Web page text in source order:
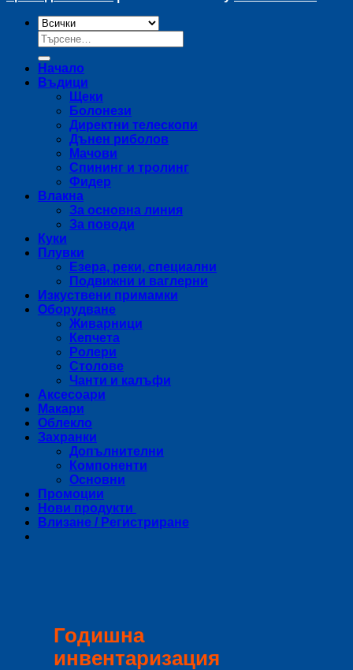
Търсене
за:
Начало
Въдици
Щеки
Болонези
Директни телескопи
Дънен риболов
Мачови
Спининг и тролинг
Фидер
Влакна
За основна линия
За поводи
Куки
Плувки
Езера, реки, специални
Подвижни и ваглерни
Изкуствени примамки
Оборудване
Живарници
Кепчета
Ролери
Столове
Чанти и калъфи
Аксесоари
Макари
Облекло
Захранки
Допълнителни
Компоненти
Основни
Промоции
Нови продукти
Влизане / Регистриране
Годишна
инвентаризация